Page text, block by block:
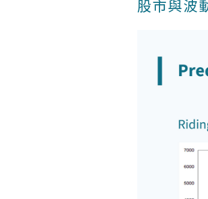
股市與波